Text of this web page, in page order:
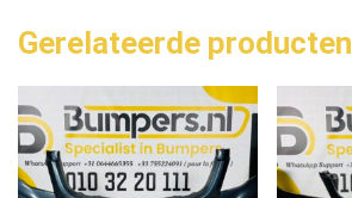
Gerelateerde producten